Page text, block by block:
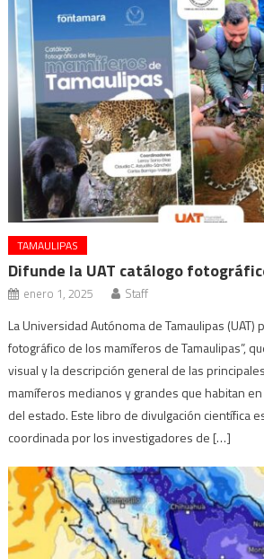
TAMAULIPAS
Difunde la UAT catálogo
enero 1, 2025 Staff
La Universidad Autónoma de Tamaulipas (UAT)
fotográfico de los mamíferos de Tamaulipas”,
visual y la descripción general de las
mamíferos medianos y grandes que habitan
del estado. Este libro de divulgación científica
coordinada por los investigadores de […]